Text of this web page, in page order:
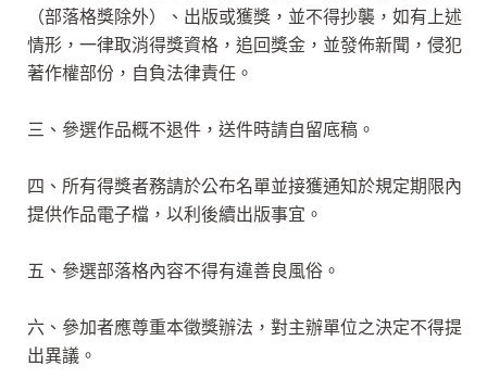
（部落格獎除外）、出版或獲獎，並不得抄襲，如有上述
情形，一律取消得獎資格，追回獎金，並發佈新聞，侵犯
著作權部份，自負法律責任。
三、參選作品概不退件，送件時請自留底稿。
四、所有得獎者務請於公布名單並接獲通知於規定期限內
提供作品電子檔，以利後續出版事宜。
五、參選部落格內容不得有違善良風俗。
六、參加者應尊重本徵獎辦法，對主辦單位之決定不得提
出異議。